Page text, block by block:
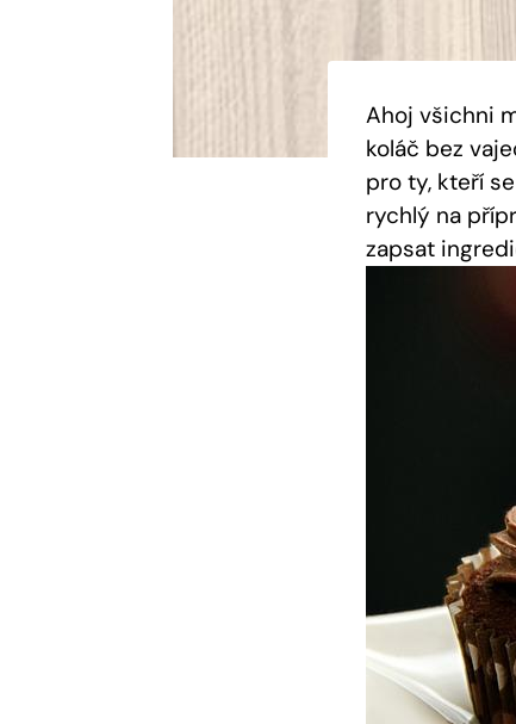
Ahoj všichni
koláč bez
pro ty, kteří
rychlý na
zapsat⁤